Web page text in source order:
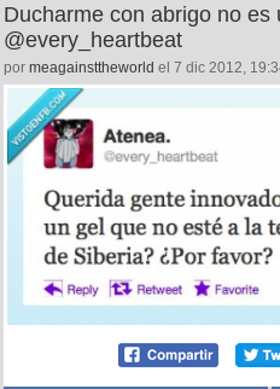
Ducharme con abrigo no es
@every_heartbeat
por meagainsttheworld el 7 dic 2012,